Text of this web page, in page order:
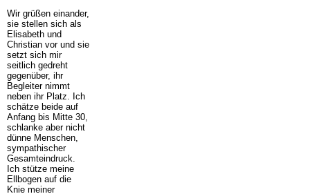
Wir grüßen einander,
sie stellen sich als
Elisabeth und
Christian vor und sie
setzt sich mir
seitlich gedreht
gegenüber, ihr
Begleiter nimmt
neben ihr Platz. Ich
schätze beide auf
Anfang bis Mitte 30,
schlanke aber nicht
dünne Menschen,
sympathischer
Gesamteindruck.
Ich stütze meine
Ellbogen auf die
Knie meiner